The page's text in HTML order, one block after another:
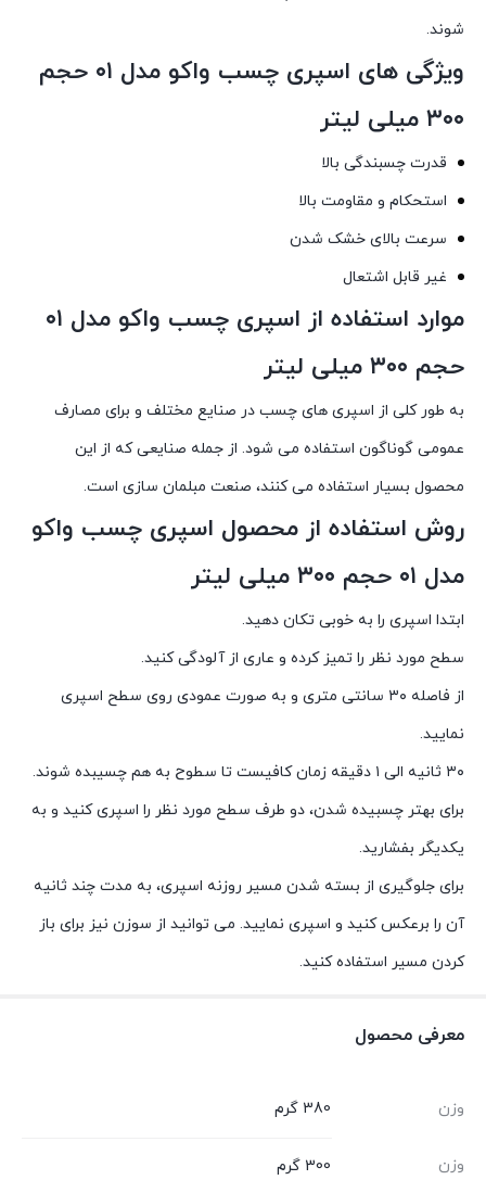
شوند.
ویژگی های اسپری چسب واکو مدل ۰۱ حجم
۳۰۰ میلی لیتر
قدرت چسبندگی بالا
استحکام و مقاومت بالا
سرعت بالای خشک شدن
غیر قابل اشتعال
موارد استفاده از اسپری چسب واکو مدل ۰۱
حجم ۳۰۰ میلی لیتر
به طور کلی از اسپری های چسب در صنایع مختلف و برای مصارف
عمومی گوناگون استفاده می شود. از جمله صنایعی که از این
محصول بسیار استفاده می کنند، صنعت مبلمان سازی است.
روش استفاده از محصول اسپری چسب واکو
مدل ۰۱ حجم ۳۰۰ میلی لیتر
ابتدا اسپری را به خوبی تکان دهید.
سطح مورد نظر را تمیز کرده و عاری از آلودگی کنید.
از فاصله ۳۰ سانتی متری و به صورت عمودی روی سطح اسپری
نمایید.
۳۰ ثانیه الی ۱ دقیقه زمان کافیست تا سطوح به هم چسیبده شوند.
برای بهتر چسبیده شدن، دو طرف سطح مورد نظر را اسپری کنید و به
یکدیگر بفشارید.
برای جلوگیری از بسته شدن مسیر روزنه اسپری، به مدت چند ثانیه
آن را برعکس کنید و اسپری نمایید. می توانید از سوزن نیز برای باز
کردن مسیر استفاده کنید.
معرفی محصول
وزن 380 گرم
وزن 300 گرم